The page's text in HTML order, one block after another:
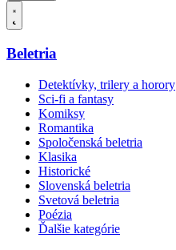
Beletria
Detektívky, trilery a horory
Sci-fi a fantasy
Komiksy
Romantika
Spoločenská beletria
Klasika
Historické
Slovenská beletria
Svetová beletria
Poézia
Ďalšie kategórie